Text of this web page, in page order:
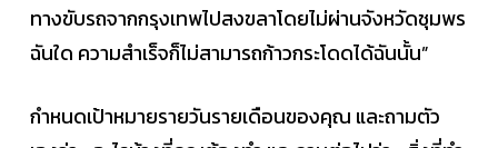
ทางขับรถจากกรุงเทพไปสงขลาโดยไม่ผ่านจังหวัดชุมพร
ฉันใด ความสำเร็จก็ไม่สามารถก้าวกระโดดได้ฉันนั้น”
กำหนดเป้าหมายรายวันรายเดือนของคุณ และถามตัว